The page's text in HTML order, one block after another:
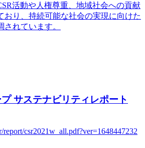
活動や人権尊重、地域社会への貢献
おり、持続可能な社会の実現に向けた
れています。
サステナビリティレポート
report/csr2021w_all.pdf?ver=1648447232